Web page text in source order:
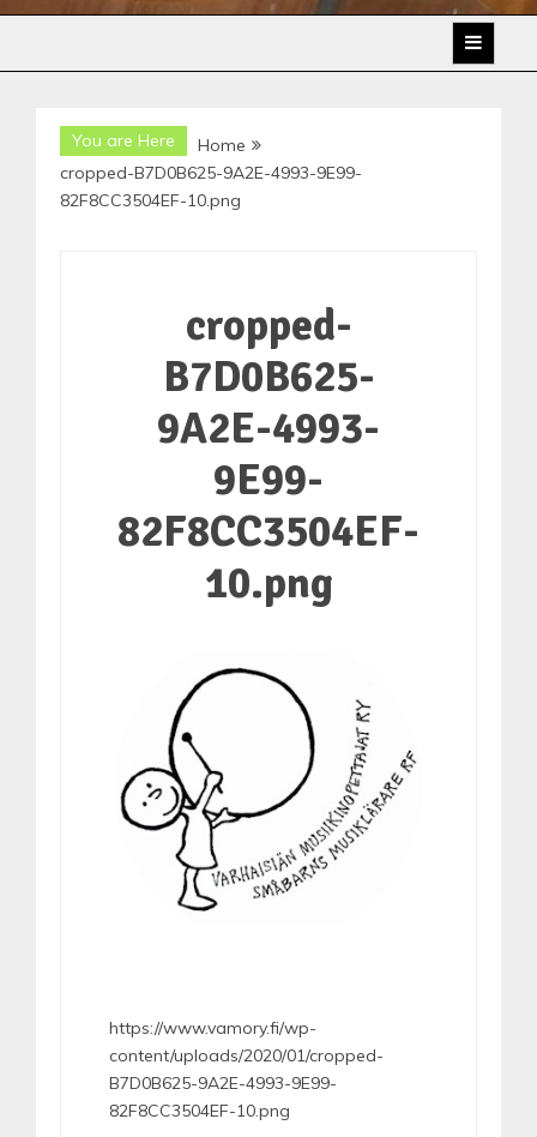
You are Here
Home
cropped-B7D0B625-9A2E-4993-9E99-
82F8CC3504EF-10.png
cropped-
B7D0B625-
9A2E-4993-
9E99-
82F8CC3504EF-
10.png
https://www.vamory.fi/wp-
content/uploads/2020/01/cropped-
B7D0B625-9A2E-4993-9E99-
82F8CC3504EF-10.png